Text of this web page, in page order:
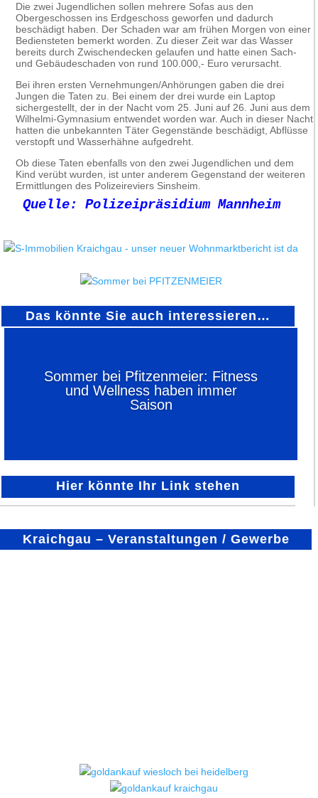
Die zwei Jugendlichen sollen mehrere Sofas aus den
Obergeschossen ins Erdgeschoss geworfen und dadurch
beschädigt haben. Der Schaden war am frühen Morgen von einer
Bediensteten bemerkt worden. Zu dieser Zeit war das Wasser
bereits durch Zwischendecken gelaufen und hatte einen Sach-
und Gebäudeschaden von rund 100.000,- Euro verursacht.
Bei ihren ersten Vernehmungen/Anhörungen gaben die drei
Jungen die Taten zu. Bei einem der drei wurde ein Laptop
sichergestellt, der in der Nacht vom 25. Juni auf 26. Juni aus dem
Wilhelmi-Gymnasium entwendet worden war. Auch in dieser Nacht
hatten die unbekannten Täter Gegenstände beschädigt, Abflüsse
verstopft und Wasserhähne aufgedreht.
Ob diese Taten ebenfalls von den zwei Jugendlichen und dem
Kind verübt wurden, ist unter anderem Gegenstand der weiteren
Ermittlungen des Polizeireviers Sinsheim.
Quelle: Polizeipräsidium Mannheim
Das könnte Sie auch interessieren…
Sommer bei Pfitzenmeier: Fitness
und Wellness haben immer
Saison
Hier könnte Ihr Link stehen
Kraichgau – Veranstaltungen / Gewerbe